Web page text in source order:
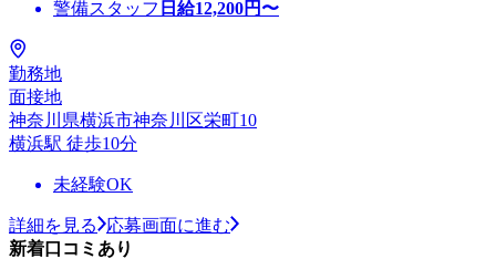
警備スタッフ 日給12,200円〜
勤務地
面接地
神奈川県横浜市神奈川区栄町10
横浜駅 徒歩10分
未経験OK
詳細を見る
応募画面に進む
新着口コミあり